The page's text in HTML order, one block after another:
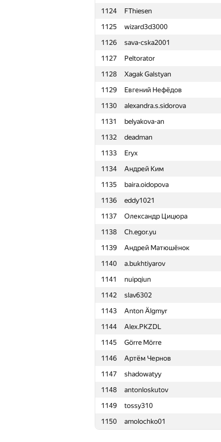
1124
FThiesen
1125
wizard3d3000
1126
sava-cska2001
1127
Peltorator
1128
Xagak Galstyan
1129
Евгений Нефёдов
1130
alexandra.s.sidorova
1131
belyakova-an
1132
deadman
1133
Eryx
1134
Андрей Ким
1135
baira.oidopova
1136
eddy1021
1137
Олександр Цицюра
1138
Ch.egor.yu
1139
Андрей Матюшёнок
1140
a.bukhtiyarov
1141
nuipqiun
1142
slav6302
1143
Anton Älgmyr
1144
Alex.PKZDL
1145
Görre Mörre
1146
Артём Чернов
1147
shadowatyy
1148
antonloskutov
1149
tossy310
1150
amolochko01
1101 Yevgeny Shemchik
1102
Bistrigova_Anastasiya
1103
quager
1104
Tấn Phát Trần
1105
noctis.caligo
1106
AlberetOZ
1107
andrei6184
1108
eygmath
1109
vladpower220
1110
Trung Nguyen
1111
artoemius
1112
polushin
1113
joaopedroaxavier
1114
romariorop
1115
Mateus Castro
1116
Beard
1117
sfiction.r
1118
AlexJokel
1119
Alexander Gorodnev
1120
Barish Oksigen Namazov
1121
jestiankin.boris
1122
zakharov921.anton
1123
Mohammad Kilani
1124
FThiesen
1125
wizard3d3000
1126
sava-cska2001
1127
Peltorator